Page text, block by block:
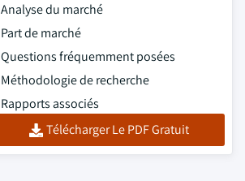
Analyse du marché
Part de marché
Questions fréquemment posées
Méthodologie de recherche
Rapports associés
Télécharger Le PDF Gratuit